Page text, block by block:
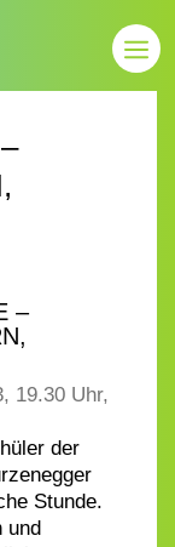
–
19.30 Uhr,
der
Stunde.
und